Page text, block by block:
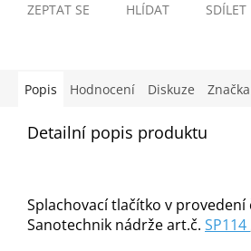
ZEPTAT SE HLÍDAT SDÍLET
Popis Hodnocení Diskuze Značka
Detailní popis produktu
Splachovací tlačítko v
Sanotechnik nádrže art.č. SP114